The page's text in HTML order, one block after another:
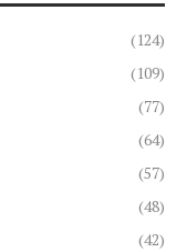
(124)
(109)
(77)
(64)
(57)
(48)
(42)